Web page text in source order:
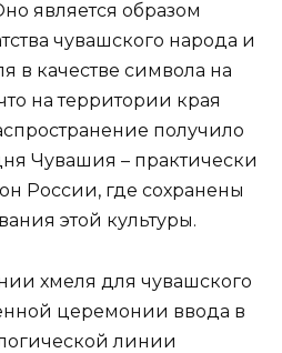
является образом
чувашского народа и
в качестве символа на
на территории края
получило
Чувашия – практически
России, где сохранены
этой культуры.
хмеля для чувашского
церемонии ввода в
линии